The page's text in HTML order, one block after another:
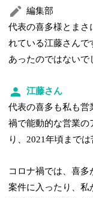
編集部
代表の喜多様とまさ
れている江藤さんで
あったのではないで
江藤さん
代表の喜多も私も営
禍で能動的な営業の
り、2021年頃までは
コロナ禍では、喜
案件に入ったり、私